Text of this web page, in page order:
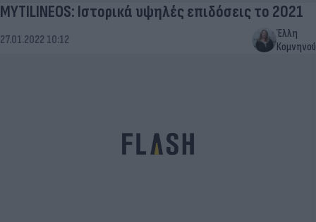
MYTILINEOS: Ιστορικά υψηλές επιδόσεις το 2021
27.01.2022 10:12
Έλλη
Κομνηνού